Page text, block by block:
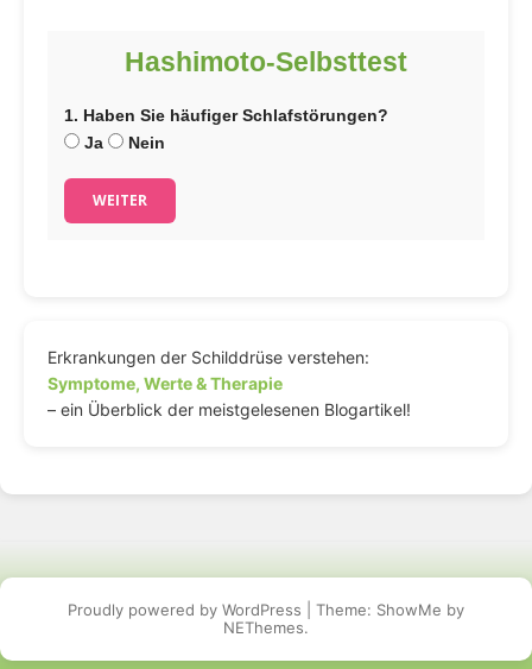
Hashimoto-Selbsttest
1. Haben Sie häufiger Schlafstörungen?
Ja
Nein
WEITER
Erkrankungen der Schilddrüse verstehen:
Symptome, Werte & Therapie
– ein Überblick der meistgelesenen Blogartikel!
Proudly powered by WordPress
Theme: ShowMe by
NEThemes.